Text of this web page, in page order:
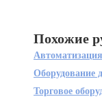
Похожие
Оборудование
Торговое